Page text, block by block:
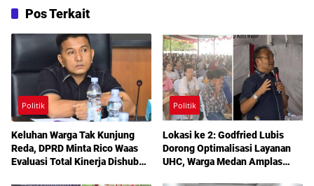
Pos Terkait
Politik
Keluhan Warga Tak Kunjung
Reda, DPRD Minta Rico Waas
Evaluasi Total Kinerja Dishub
Politik
Lokasi ke 2: Godfried Lubis
Dorong Optimalisasi Layanan
UHC, Warga Medan Amplas